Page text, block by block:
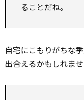
ることだね。
自宅にこもりがちな
出合えるかもしれませ